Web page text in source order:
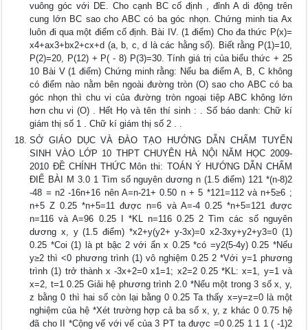
vuông góc với DE. Cho cạnh BC cố định , đỉnh A di động trên
cung lớn BC sao cho ABC có ba góc nhọn. Chứng minh tia Ax
luôn đi qua một điểm cố định. Bài IV. (1 điểm) Cho đa thức P(x)=
x4+ax3+bx2+cx+d (a, b, c, d là các hằng số). Biết rằng P(1)=10,
P(2)=20, P(12) + P( - 8) P(3)=30. Tính giá trị của biểu thức + 25
10 Bài V (1 điểm) Chứng minh rằng: Nếu ba điểm A, B, C không
có điểm nào nằm bên ngoài đường tròn (O) sao cho ABC có ba
góc nhọn thì chu vi của đường tròn ngoại tiệp ABC không lớn
hơn chu vi (O) . Hết Họ và tên thí sinh : . Số báo danh: Chữ kí
giám thị số 1 . Chữ kí giám thị số 2 . .
SỞ GIÁO DỤC VÀ ĐÀO TẠO HƯỚNG DẪN CHẤM TUYỂN
SINH VÀO LỚP 10 THPT CHUYÊN HÀ NỘI NĂM HỌC 2009-
2010 ĐỀ CHÍNH THỨC Môn thi: TOÁN Ý HƯỚNG DẪN CHẤM
ĐIỂ BÀI M 3.0 1 Tìm số nguyên dương n (1.5 điểm) 121 *(n-8)2
-48 = n2 -16n+16 nên A=n-21+ 0.50 n + 5 *121=112 và n+5≥6 ;
n+5 Z 0.25 *n+5=11 được n=6 và A=-4 0.25 *n+5=121 được
n=116 và A=96 0.25 I *KL n=116 0.25 2 Tìm các số nguyên
dương x, y (1.5 điểm) *x2+y(y2+ y-3x)=0 x2-3xy+y2+y3=0 (1)
0.25 *Coi (1) là pt bậc 2 với ẩn x 0.25 *có =y2(5-4y) 0.25 *Nếu
y≥2 thì <0 phương trình (1) vô nghiệm 0.25 2 *Với y=1 phương
trình (1) trở thành x -3x+2=0 x1=1; x2=2 0.25 *KL: x=1, y=1 và
x=2, t=1 0.25 Giải hệ phương trình 2.0 *Nếu một trong 3 số x, y,
z bằng 0 thì hai số còn lại bằng 0 0.25 Ta thấy x=y=z=0 là một
nghiệm của hệ *Xét trường hợp cả ba số x, y, z khác 0 0.75 hệ
đã cho II *Cộng vế với vế của 3 PT ta được =0 0.25 1 1 1 ( -1)2